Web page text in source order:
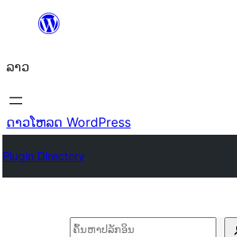
ທີ່
ເນື້ອຫາ
ລາວ
ດາວໂຫລດ WordPress
Plugin Directory
ຄົ້ນຫາ